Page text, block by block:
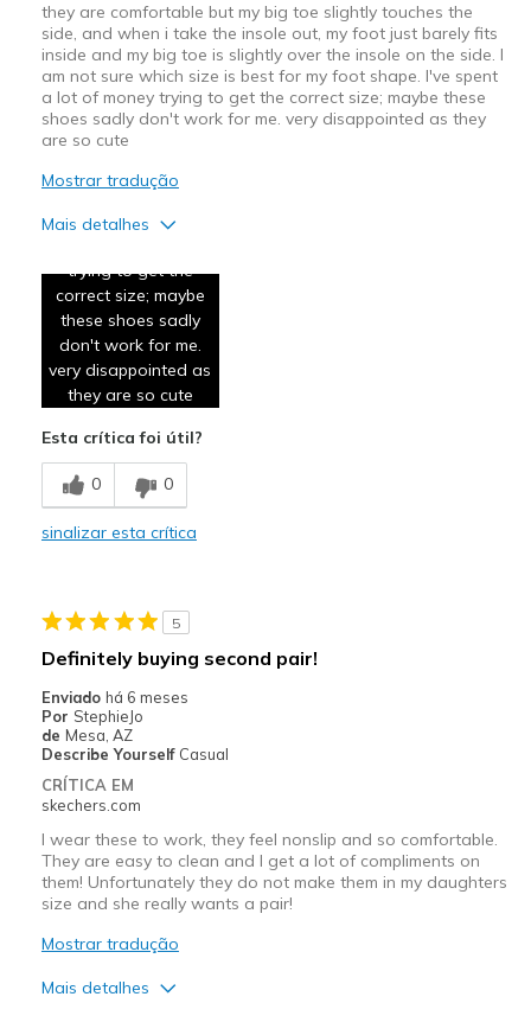
they are comfortable but my big toe slightly touches the
side, and when i take the insole out, my foot just barely fits
inside and my big toe is slightly over the insole on the side. I
am not sure which size is best for my foot shape. I've spent
a lot of money trying to get the correct size; maybe these
shoes sadly don't work for me. very disappointed as they
are so cute
Mostrar tradução
Mais detalhes
Attractive Design
Contras
Need Break In
Melhores utilizações
Casual Wear
touches the side, and
when i take the insole
out, my foot just
barely fits inside and
my big toe is slightly
over the insole on the
side. I am not sure
which size is best for
my foot shape. I've
trying to get the
correct size; maybe
these shoes sadly
don't work for me.
very disappointed as
they are so cute
Esta crítica foi útil?
0 0
sinalizar esta crítica
5
Definitely buying second pair!
Enviado há 6 meses
Por StephieJo
de Mesa, AZ
Describe Yourself Casual
CRÍTICA EM
skechers.com
I wear these to work, they feel nonslip and so comfortable.
They are easy to clean and I get a lot of compliments on
them! Unfortunately they do not make them in my daughters
size and she really wants a pair!
Mostrar tradução
Mais detalhes